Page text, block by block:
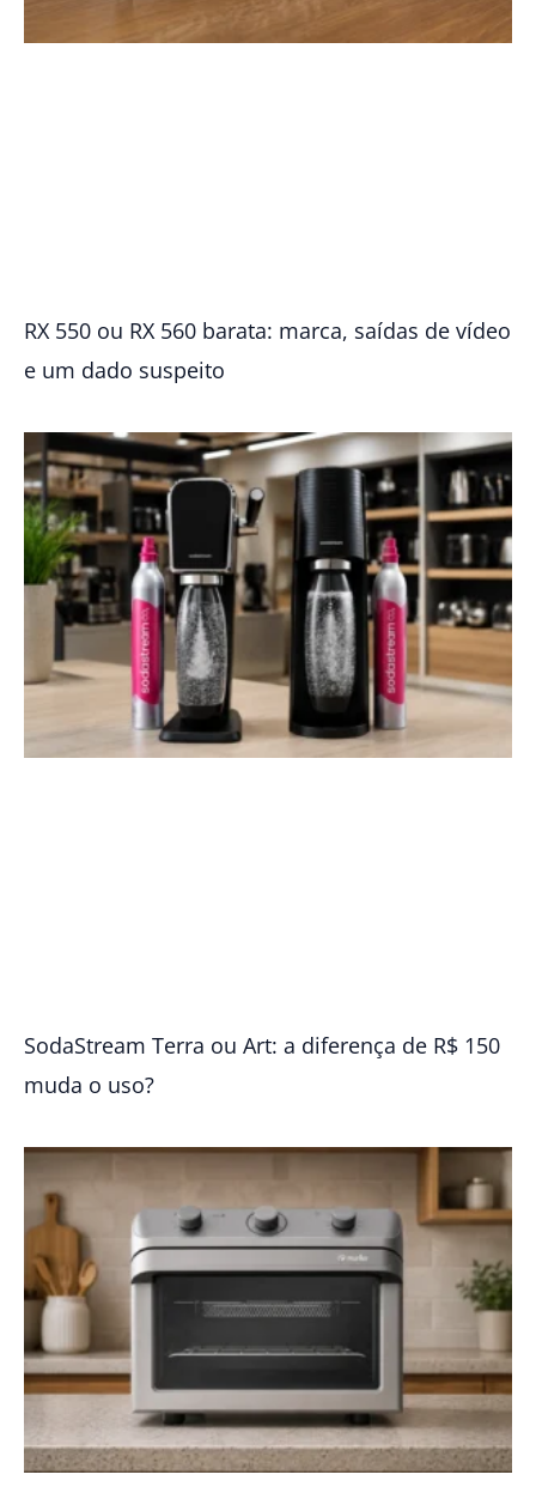
RX 550 ou RX 560 barata: marca, saídas de vídeo
e um dado suspeito
SodaStream Terra ou Art: a diferença de R$ 150
muda o uso?